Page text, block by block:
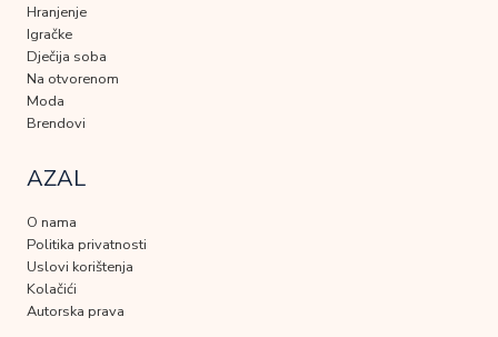
Hranjenje
Igračke
Dječija soba
Na otvorenom
Moda
Brendovi
AZAL
O nama
Politika privatnosti
Uslovi korištenja
Kolačići
Autorska prava